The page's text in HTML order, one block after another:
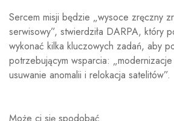
Sercem misji będzie „wysoce zręczny
serwisowy”, stwierdziła DARPA, który
wykonać kilka kluczowych zadań, aby
potrzebującym wsparcia:
usuwanie anomalii i relokacja satelitów”.
Może ci się spodobać